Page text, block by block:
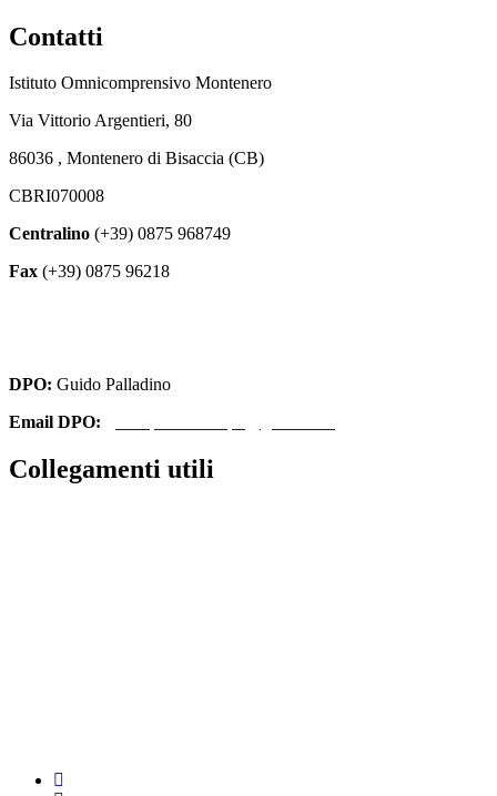
Contatti
Istituto Omnicomprensivo Montenero
Via Vittorio Argentieri, 80
86036 , Montenero di Bisaccia (CB)
CBRI070008
Centralino (+39) 0875 968749
Fax (+39) 0875 96218
DPO: Guido Palladino
Email DPO:
Collegamenti utili